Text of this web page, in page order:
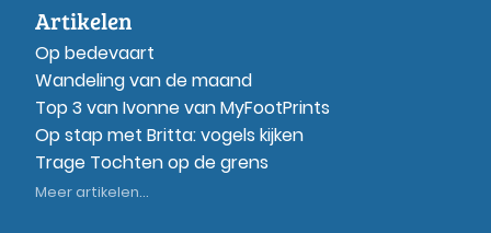
Artikelen
Op bedevaart
Wandeling van de maand
Top 3 van Ivonne van MyFootPrints
Op stap met Britta: vogels kijken
Trage Tochten op de grens
Meer artikelen...